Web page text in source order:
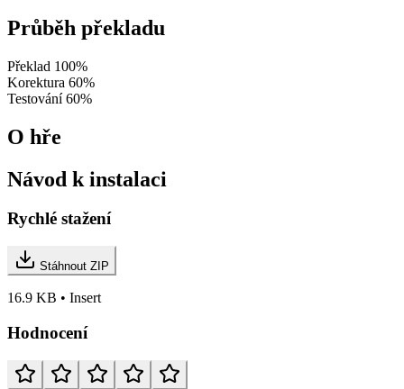
Průběh překladu
Překlad 100%
Korektura 60%
Testování 60%
O hře
Návod k instalaci
Rychlé stažení
Stáhnout ZIP
16.9 KB • Insert
Hodnocení